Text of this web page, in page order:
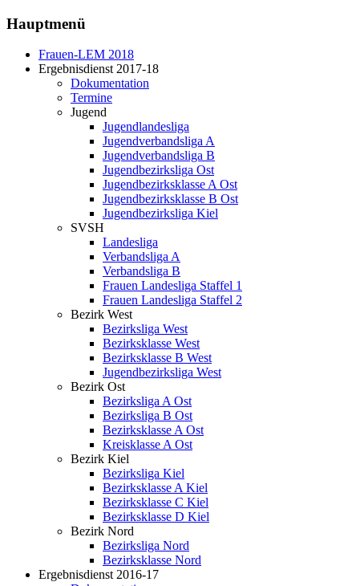
Hauptmenü
Frauen-LEM 2018
Ergebnisdienst 2017-18
Dokumentation
Termine
Jugend
Jugendlandesliga
Jugendverbandsliga A
Jugendverbandsliga B
Jugendbezirksliga Ost
Jugendbezirksklasse A Ost
Jugendbezirksklasse B Ost
Jugendbezirksliga Kiel
SVSH
Landesliga
Verbandsliga A
Verbandsliga B
Frauen Landesliga Staffel 1
Frauen Landesliga Staffel 2
Bezirk West
Bezirksliga West
Bezirksklasse West
Bezirksklasse B West
Jugendbezirksliga West
Bezirk Ost
Bezirksliga A Ost
Bezirksliga B Ost
Bezirksklasse A Ost
Kreisklasse A Ost
Bezirk Kiel
Bezirksliga Kiel
Bezirksklasse A Kiel
Bezirksklasse C Kiel
Bezirksklasse D Kiel
Bezirk Nord
Bezirksliga Nord
Bezirksklasse Nord
Ergebnisdienst 2016-17